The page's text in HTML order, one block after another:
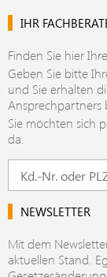
IHR
Finden Sie hier
Geben Sie bitte
und Sie erhalten
Ansprechpartners
Sie möchten sich
da.
NEWSLETTER
Mit dem
aktuellen Stand.